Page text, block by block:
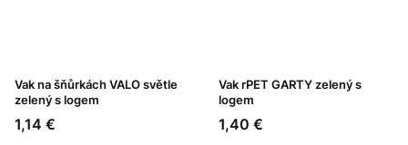
Vak na šňůrkách VALO světle
zelený s logem
Cena
1,14 €
Vak rPET GARTY zelený s
logem
Cena
1,40 €